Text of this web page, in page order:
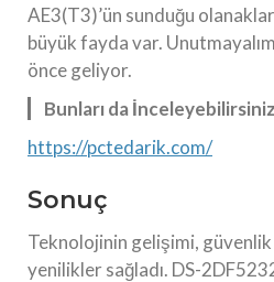
AE3(T3)’ün sunduğu
büyük fayda var.
önce geliyor.
Bunları da
https://pctedarik.com/
Sonuç
Teknolojinin gelişimi, güvenlik
yenilikler sağladı. DS-